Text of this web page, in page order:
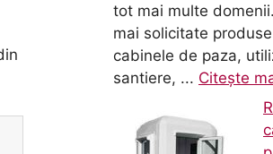
tot mai multe
mai solicitate
cabinele de paza,
santiere, ... Citește